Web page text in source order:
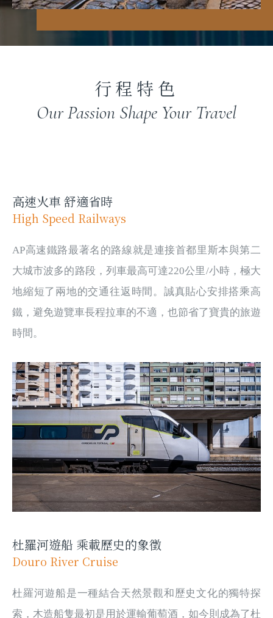
行程特色
Our Passion Shape Your Travel
高速火車 舒適省時
High Speed Railways
AP高速鐵路最著名的路線就是連接首都里斯本與第二
大城市波多的路段，列車最高可達220公里/小時，極大
地縮短了兩地的交通往返時間。誠真貼心安排搭乘高
鐵，避免遊覽車長程拉車的不適，也節省了寶貴的旅遊
時間。
杜羅河遊船 乘載歷史的象徵
Douro River Cruise
杜羅河遊船是一種結合天然景觀和歷史文化的獨特探
索，木造船隻最初是用於運輸葡萄酒，如今則成為了杜